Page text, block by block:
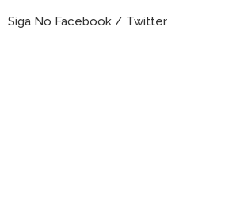
Siga No Facebook / Twitter